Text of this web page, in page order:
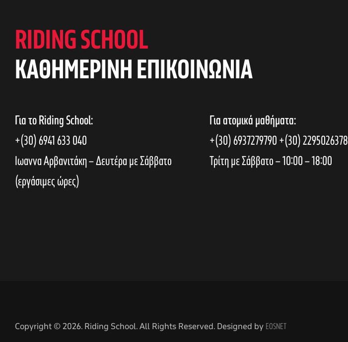
RIDING SCHOOL
KAΘΗΜΕΡΙΝΗ ΕΠΙΚΟΙΝΩΝΙΑ
Για το Riding School:
+(30) 6941 633 040
Ιωαννα Αρβανιτάκη – Δευτέρα με Σάββατο
(εργάσιμες ώρες)
Για ατομικά μαθήματα:
+(30) 6937279790+(30) 2295026378
Τρίτη με Σάββατο – 10:00 – 18:00
Copyright © 2026. Riding School. All Rights Reserved. Designed by EOSNET